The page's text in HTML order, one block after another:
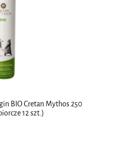
BIO Cretan Mythos 250
12 szt.)